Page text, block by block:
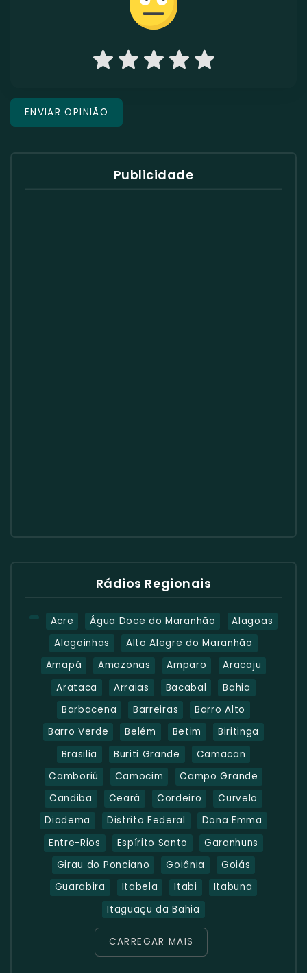
Publicidade
Rádios Regionais
Acre Água Doce do Maranhão
Alagoas
Alagoinhas
Alto Alegre do Maranhão
Amapá
Amazonas Amparo
Aracaju
Arataca
Arraias Bacabal
Bahia
Barbacena
Barreiras
Barro Alto
Barro Verde
Belém Betim
Biritinga
Brasilia
Buriti Grande
Camacan
Camboriú
Camocim
Campo Grande
Candiba
Ceará Cordeiro
Curvelo
Diadema
Distrito Federal
Dona Emma
Entre-Rios
Espírito Santo
Garanhuns
Girau do Ponciano
Goiânia
Goiás
Guarabira
Itabela Itabi
Itabuna
Itaguaçu da Bahia
CARREGAR MAIS